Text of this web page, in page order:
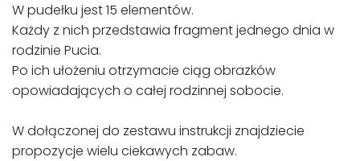
W pudełku jest 15 elementów.
Każdy z nich przedstawia fragment jednego dnia w
rodzinie Pucia.
Po ich ułożeniu otrzymacie ciąg obrazków
opowiadających o całej rodzinnej sobocie.
W dołączonej do zestawu instrukcji znajdziecie
propozycje wielu ciekawych zabaw.